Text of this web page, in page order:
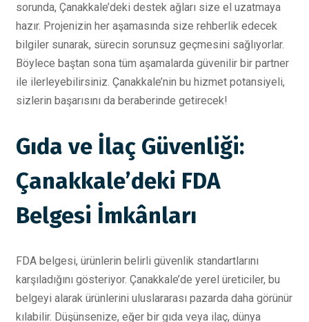
sorunda, Çanakkale’deki destek ağları size el uzatmaya
hazır. Projenizin her aşamasında size rehberlik edecek
bilgiler sunarak, sürecin sorunsuz geçmesini sağlıyorlar.
Böylece baştan sona tüm aşamalarda güvenilir bir partner
ile ilerleyebilirsiniz. Çanakkale’nin bu hizmet potansiyeli,
sizlerin başarısını da beraberinde getirecek!
Gıda ve İlaç Güvenliği:
Çanakkale’deki FDA
Belgesi İmkânları
FDA belgesi, ürünlerin belirli güvenlik standartlarını
karşıladığını gösteriyor. Çanakkale’de yerel üreticiler, bu
belgeyi alarak ürünlerini uluslararası pazarda daha görünür
kılabilir. Düşünsenize, eğer bir gıda veya ilaç, dünya